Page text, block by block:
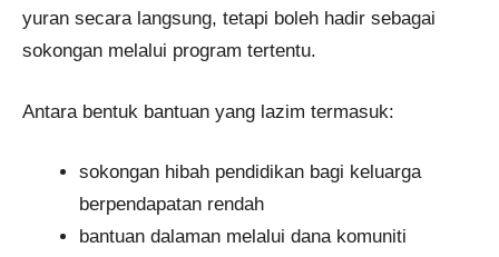
yuran secara langsung, tetapi boleh hadir sebagai
sokongan melalui program tertentu.
Antara bentuk bantuan yang lazim termasuk:
sokongan hibah pendidikan bagi keluarga
berpendapatan rendah
bantuan dalaman melalui dana komuniti